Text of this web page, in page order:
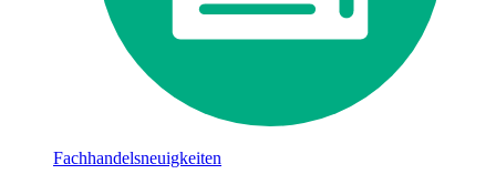
Fachhandelsneuigkeiten